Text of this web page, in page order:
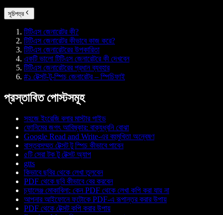
সূচিপত্র
টিটিএস জেনারেটর কী?
টিটিএস জেনারেটর কীভাবে কাজ করে?
টিটিএস জেনারেটরের উপকারিতা
একটি ভালো টিটিএস জেনারেটরে কী দেখবেন
টিটিএস জেনারেটরের প্রধান ব্যবহার
#১ টেক্সট-টু-স্পিচ জেনারেটর – স্পিচিফাই
প্রস্তাবিত পোস্টসমূহ
সহজে ইংরেজি বলার মাস্টার গাইড
ফোনিমের জগৎ আবিষ্কার: বাক্যধ্বনি বোঝা
Google Read and Write-এর বহুমুখিতা অন্বেষণ
বাস্তবসম্মত টেক্সট টু স্পিচ কীভাবে পাবেন
৫টি সেরা টক টু টেক্সট অ্যাপ
gtts
কিভাবে ছবির থেকে লেখা তুলবেন
PDF থেকে ছবি কীভাবে বের করবেন
চ্যালেঞ্জ মোকাবিলা: কেন PDF থেকে লেখা কপি করা যায় না
আপনার আইফোনে ফটোকে PDF-এ রূপান্তর করার উপায়
PDF থেকে টেক্সট কপি করার উপায়